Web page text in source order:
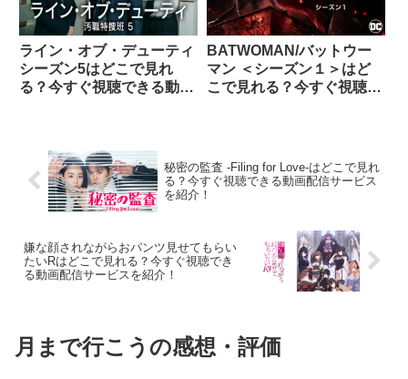
ライン・オブ・デューティ
シーズン5はどこで見れ
る？今すぐ視聴できる動画
BATWOMAN/バットウー
マン ＜シーズン１＞はど
こで見れる？今すぐ視聴で
秘密の監査 -Filing for Love-はどこで見れ
る？今すぐ視聴できる動画配信サービス
を紹介！
嫌な顔されながらおパンツ見せてもらい
たいRはどこで見れる？今すぐ視聴でき
る動画配信サービスを紹介！
月まで行こうの感想・評価